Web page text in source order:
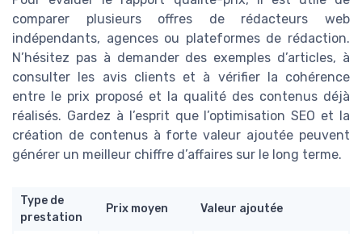
comparer plusieurs offres de rédacteurs web
indépendants, agences ou plateformes de rédaction.
N’hésitez pas à demander des exemples d’articles, à
consulter les avis clients et à vérifier la cohérence
entre le prix proposé et la qualité des contenus déjà
réalisés. Gardez à l’esprit que l’optimisation SEO et la
création de contenus à forte valeur ajoutée peuvent
générer un meilleur chiffre d’affaires sur le long terme.
Type de
prestation
Prix moyen Valeur ajoutée